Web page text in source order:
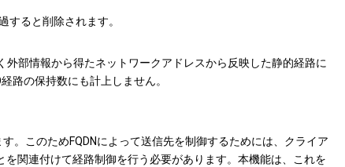
すると削除されます。
外部情報から得たネットワークアドレスから反映した静的経路に
路の保持数にも計上しません。
。このためFQDNによって送信先を制御するためには、クライア
関連付けて経路制御を行う必要があります。本機能は、これを